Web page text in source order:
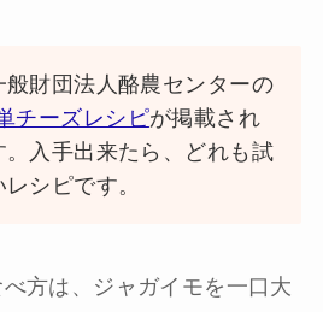
般財団法人酪農センターの
チーズレシピが掲載され
。入手出来たら、どれも試
シピです。
方は、ジャガイモを一口大